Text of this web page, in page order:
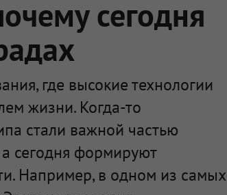
сегодня
где высокие технологии
жизни. Когда-то
стали важной частью
сегодня формируют
Например, в одном из самых